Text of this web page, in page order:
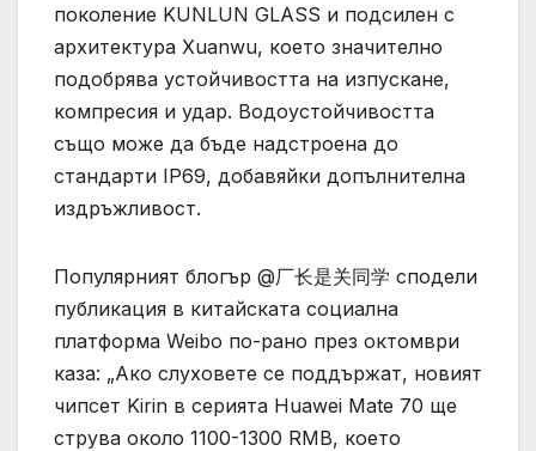
поколение KUNLUN GLASS и подсилен с
архитектура Xuanwu, което значително
подобрява устойчивостта на изпускане,
компресия и удар. Водоустойчивостта
също може да бъде надстроена до
стандарти IP69, добавяйки допълнителна
издръжливост.
Популярният блогър @厂长是关同学 сподели
публикация в китайската социална
платформа Weibo по-рано през октомври
каза: „Ако слуховете се поддържат, новият
чипсет Kirin в серията Huawei Mate 70 ще
струва около 1100-1300 RMB, което